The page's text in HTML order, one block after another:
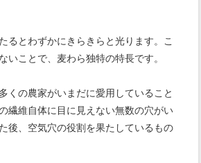
るとわずかにきらきらと光ります。こ
いことで、麦わら独特の特長です。
くの農家がいまだに愛用していること
繊維自体に目に見えない無数の穴がい
後、空気穴の役割を果たしているもの